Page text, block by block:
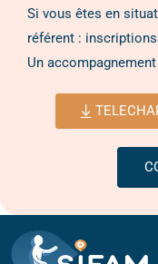
Si vous êtes en
référent :
Un